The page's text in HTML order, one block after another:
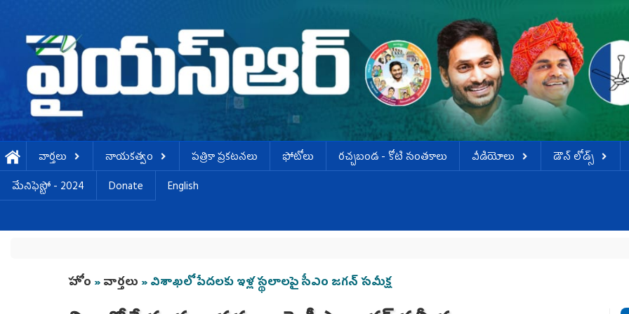
వార్తలు నాయకత్వం పత్రికా ప్రకటనలు ఫోటోలు ర‌చ్చ‌బండ‌ - కోటి సంత‌కాలు వీడియోలు డౌన్ లోడ్స్
మేనిఫెస్టో - 2024
Donate English
You are here
హోం »వార్తలు » విశాఖలో పేదలకు ఇళ్ల స్థలాలపై సీఎం జగన్‌ సమీక్ష